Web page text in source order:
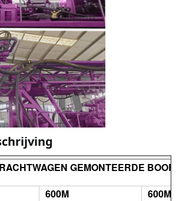
GEMONTEERDE
600M
600M